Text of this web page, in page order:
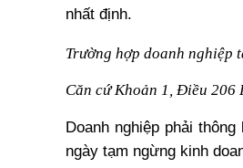
nhất định.
Trường hợp doanh nghiệp
Căn cứ Khoản 1, Điều 206
Doanh nghiệp phải
ngày tạm ngừng kinh